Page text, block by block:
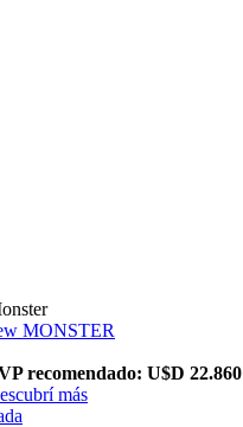
MONSTER
recomendado: U$D 22.860
más